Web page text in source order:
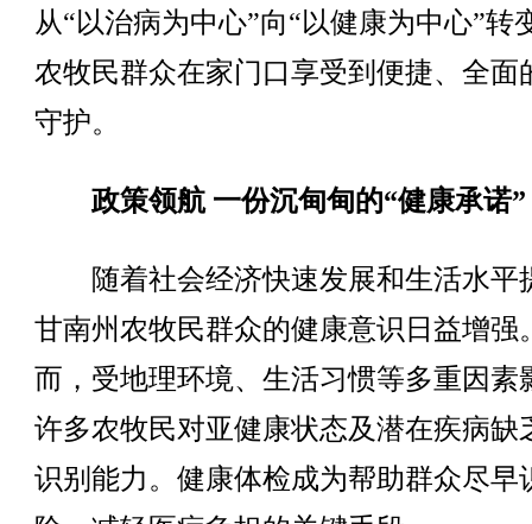
从“以治病为中心”向“以健康为中心”转
农牧民群众在家门口享受到便捷、全面
守护。
政策领航 一份沉甸甸的“健康承诺”
随着社会经济快速发展和生活水平
甘南州农牧民群众的健康意识日益增强
而，受地理环境、生活习惯等多重因素
许多农牧民对亚健康状态及潜在疾病缺
识别能力。健康体检成为帮助群众尽早